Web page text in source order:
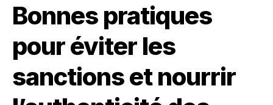
Bonnes pratiques
pour éviter les
sanctions et nourrir